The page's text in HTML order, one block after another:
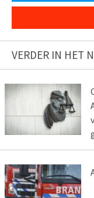
VERDER IN HET